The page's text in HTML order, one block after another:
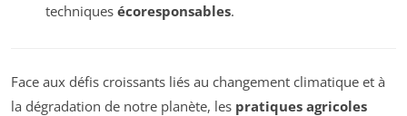
techniques écoresponsables.
Face aux défis croissants liés au changement climatique et à
la dégradation de notre planète, les pratiques agricoles